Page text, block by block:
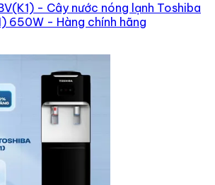
- Cây nước nóng lạnh Toshiba
650W - Hàng chính hãng